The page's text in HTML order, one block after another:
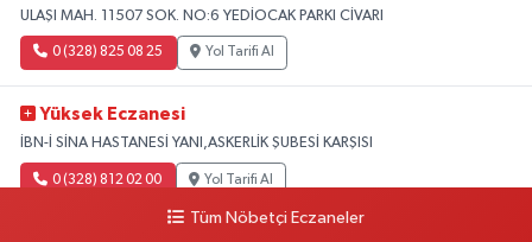
ULAŞI MAH. 11507 SOK. NO:6 YEDİOCAK PARKI CİVARI
0 (328) 825 08 25 Yol Tarifi Al
Yüksek Eczanesi
İBN-İ SİNA HASTANESİ YANI,ASKERLİK ŞUBESİ KARŞISI
0 (328) 812 02 00 Yol Tarifi Al
Tüm Nöbetçi Eczaneler